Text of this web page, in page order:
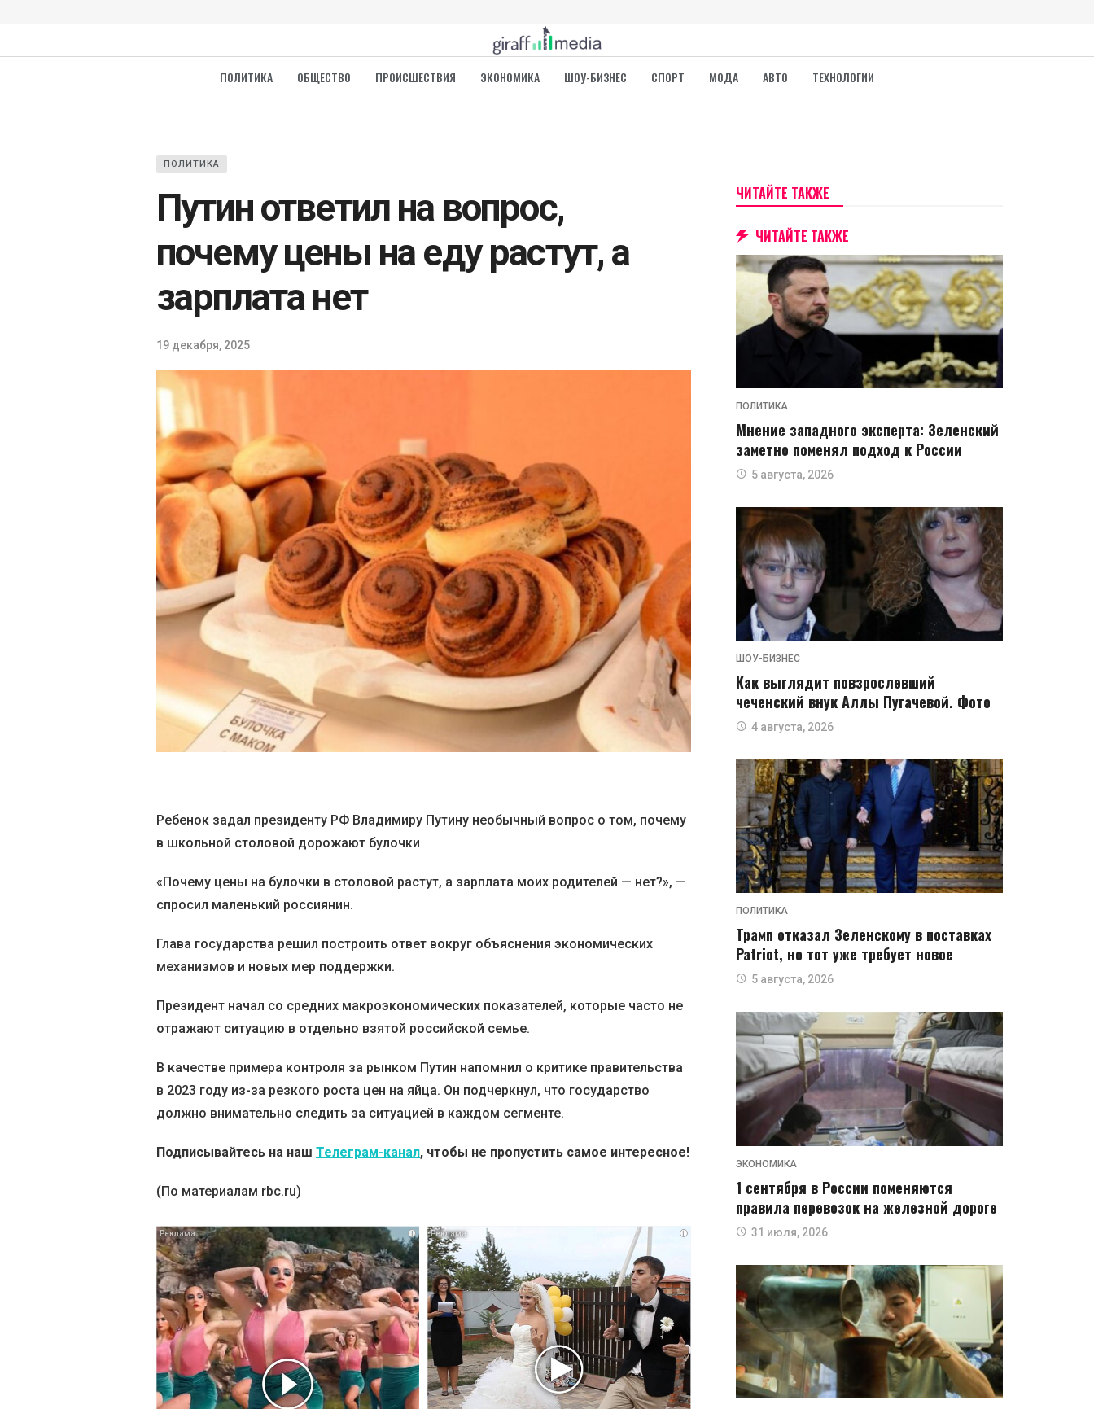
ПОЛИТИКА ОБЩЕСТВО ПРОИСШЕСТВИЯ ЭКОНОМИКА ШОУ-БИЗНЕС СПОРТ МОДА АВТО ТЕХНОЛОГИИ
ПОЛИТИКА
Путин ответил на вопрос,
почему цены на еду растут, а
зарплата нет
19 декабря, 2025
Ребенок задал президенту РФ Владимиру Путину необычный вопрос о том, почему
в школьной столовой дорожают булочки
«Почему цены на булочки в столовой растут, а зарплата моих родителей — нет?», —
спросил маленький россиянин.
Глава государства решил построить ответ вокруг объяснения экономических
механизмов и новых мер поддержки.
Президент начал со средних макроэкономических показателей, которые часто не
отражают ситуацию в отдельно взятой российской семье.
В качестве примера контроля за рынком Путин напомнил о критике правительства
в 2023 году из-за резкого роста цен на яйца. Он подчеркнул, что государство
должно внимательно следить за ситуацией в каждом сегменте.
Подписывайтесь на наш Телеграм-канал, чтобы не пропустить самое интересное!
(По материалам rbc.ru)
i i
ЧИТАЙТЕ ТАКЖЕ
ЧИТАЙТЕ ТАКЖЕ
ПОЛИТИКА
Мнение западного эксперта: Зеленский
заметно поменял подход к России
5 августа, 2026
ШОУ-БИЗНЕС
Как выглядит повзрослевший
чеченский внук Аллы Пугачевой. Фото
4 августа, 2026
ПОЛИТИКА
Трамп отказал Зеленскому в поставках
Patriot, но тот уже требует новое
5 августа, 2026
ЭКОНОМИКА
1 сентября в России поменяются
правила перевозок на железной дороге
31 июля, 2026